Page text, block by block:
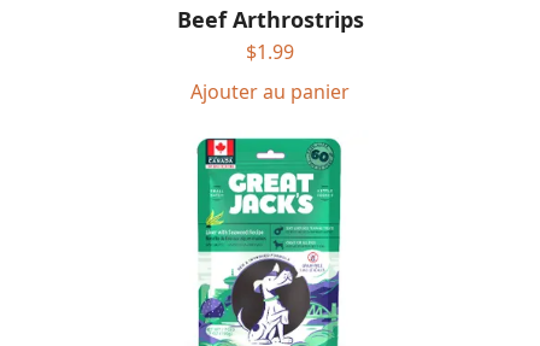
Beef Arthrostrips
$1.99
Ajouter au panier